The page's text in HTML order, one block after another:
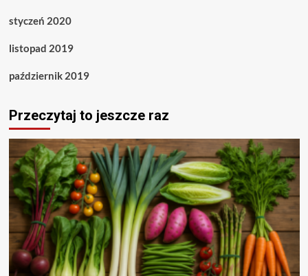
styczeń 2020
listopad 2019
październik 2019
Przeczytaj to jeszcze raz